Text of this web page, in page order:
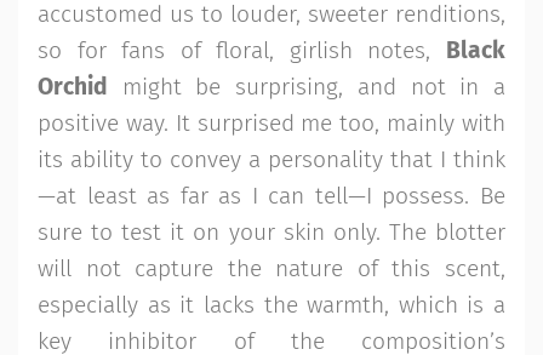
accustomed us to louder, sweeter renditions,
so for fans of floral, girlish notes,
Black
Orchid
might be surprising, and not in a
positive way. It surprised me too, mainly with
its ability to convey a personality that I think
—at least as far as I can tell—I possess. Be
sure to test it on your skin only. The blotter
will not capture the nature of this scent,
especially as it lacks the warmth, which is a
key inhibitor of the composition’s